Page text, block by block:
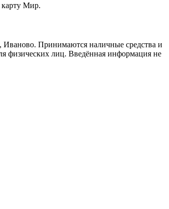
карту Мир.
Иваново. Принимаются наличные средства и
физических лиц. Введённая информация не